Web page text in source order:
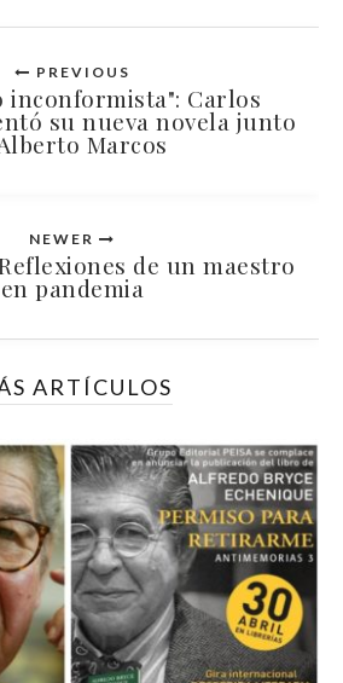
PREVIOUS
inconformista": Carlos
su nueva novela junto
Marcos
NEWER
de un maestro
en pandemia
ARTÍCULOS